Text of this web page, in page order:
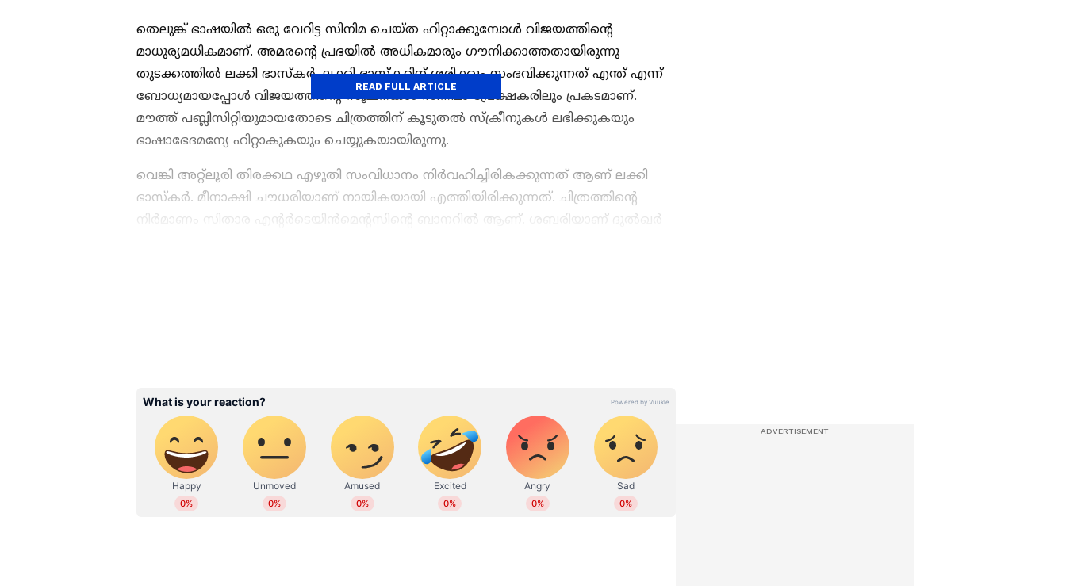
തെലുങ്ക് ഭാഷയില്‍ ഒരു വേറിട്ട സിനിമ ചെയ്‍ത ഹിറ്റാക്കുമ്പോള്‍ വിജയത്തിന്റെ
മാധുര്യമധികമാണ്. അമരന്റെ പ്രഭയില്‍ അധികമാരും ഗൗനിക്കാത്തതായിരുന്നു
തുടക്കത്തില്‍ ലക്കി ഭാസ്‍കര്‍. ലക്കി ഭാസ്‍കറിന് ശരിക്കും സംഭവിക്കുന്നത് എന്ത് എന്ന്
ബോധ്യമായപ്പോള്‍ വിജയത്തിന്റെ സൂചനകള്‍ സിനിമാ പ്രേക്ഷകരിലും പ്രകടമാണ്.
മൗത്ത് പബ്ലിസിറ്റിയുമായതോടെ ചിത്രത്തിന് കൂടുതല്‍ സ്‍ക്രീനുകള്‍ ലഭിക്കുകയും
ഭാഷാഭേദമന്യേ ഹിറ്റാകുകയും ചെയ്യുകയായിരുന്നു.
വെങ്കി അറ്റ്ലൂരി തിരക്കഥ എഴുതി സംവിധാനം നിര്‍വഹിച്ചിരികക്കുന്നത് ആണ് ലക്കി
ഭാസ്‍കര്‍. മീനാക്ഷി ചൗധരിയാണ് നായികയായി എത്തിയിരിക്കുന്നത്. ചിത്രത്തിന്റെ
നിര്‍മാണം സിതാര എന്റർടെയിൻമെന്റസിന്റെ ബാനറില്‍ ആണ്. ശബരിയാണ് ദുല്‍ഖര്‍
READ FULL ARTICLE